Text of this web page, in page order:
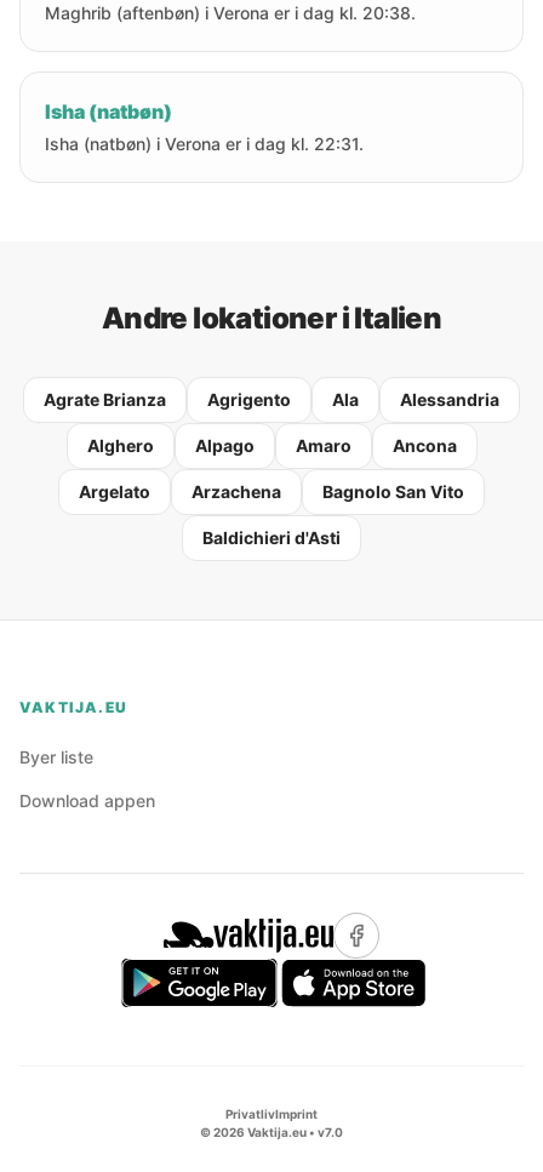
Maghrib (aftenbøn) i Verona er i dag kl. 20:38.
Isha (natbøn)
Isha (natbøn) i Verona er i dag kl. 22:31.
Andre lokationer i Italien
Agrate Brianza Agrigento Ala Alessandria
Alghero Alpago Amaro Ancona
Argelato Arzachena Bagnolo San Vito
Baldichieri d'Asti
VAKTIJA.EU
Byer liste
Download appen
PrivatlivImprint
©2026 Vaktija.eu • v7.0